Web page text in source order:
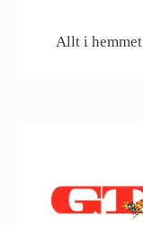
Allt i hemmet